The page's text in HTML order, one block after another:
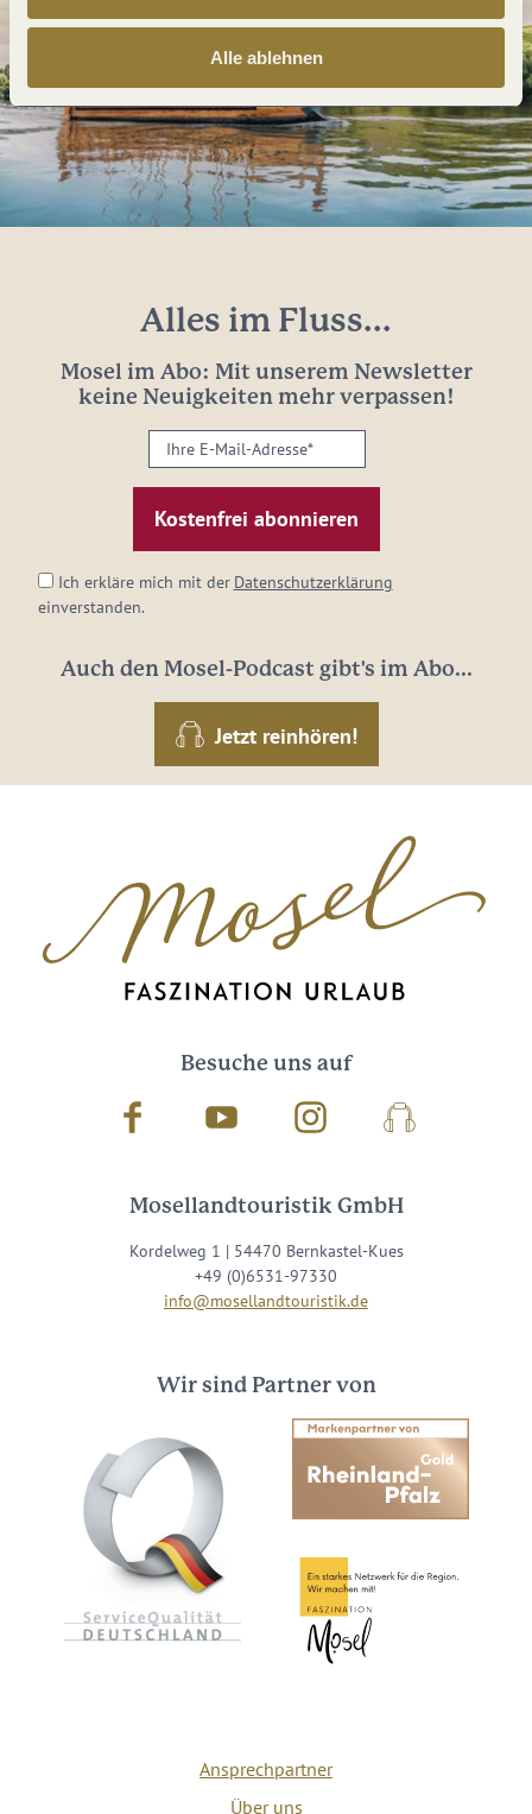
Alle ablehnen
Alles im Fluss...
Mosel im Abo: Mit unserem Newsletter
keine Neuigkeiten mehr verpassen!
Ihre
E-
Mail-
Adresse:
Ich erkläre mich mit der Datenschutzerklärung
einverstanden.
Auch den Mosel-Podcast gibt's im Abo...
Jetzt reinhören!
Besuche uns auf
Facebook Youtube InstagramPodcast
Mosellandtouristik GmbH
Kordelweg 1 | 54470 Bernkastel-Kues
+49 (0)6531-97330
info@mosellandtouristik.de
Wir sind Partner von
Ansprechpartner
Über uns